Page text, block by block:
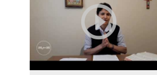
play_circle_outline